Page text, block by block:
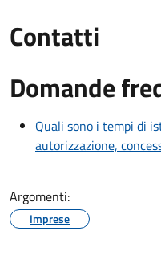
Contatti
Domande
Quali sono i tempi di
autorizzazione,
Argomenti:
Imprese